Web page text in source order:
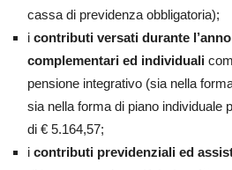
cassa di previdenza obbligatoria);
i contributi versati durante
complementari ed individuali
pensione integrativo (sia nella
sia nella forma di piano individuale
di € 5.164,57;
i contributi previdenziali ed